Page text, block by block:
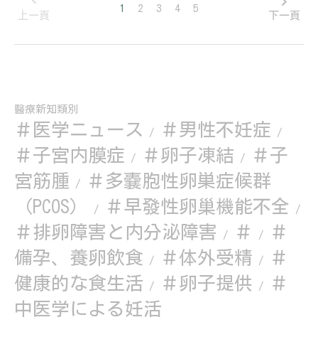
上一頁
1 2 3 4 5
下一頁
醫療新知類別
＃医学ニュース / ＃男性不妊症 /
＃子宮内膜症 / ＃卵子凍結 /
＃子
宮筋腫 /
＃多嚢胞性卵巣症候群
（PCOS）
/ ＃早發性卵巢機能不全 /
＃排卵障害と内分泌障害 / ＃ /
＃
備孕、養卵飲食 / ＃体外受精 /
＃
健康的な食生活 / ＃卵子提供 /
＃
中医学による妊活